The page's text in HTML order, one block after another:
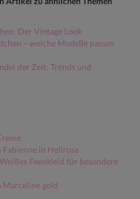
Der Vintage Look
– welche Modelle passen
der Zeit: Trends und
in Hellrosa
Feenkleid für besondere
Marceline gold